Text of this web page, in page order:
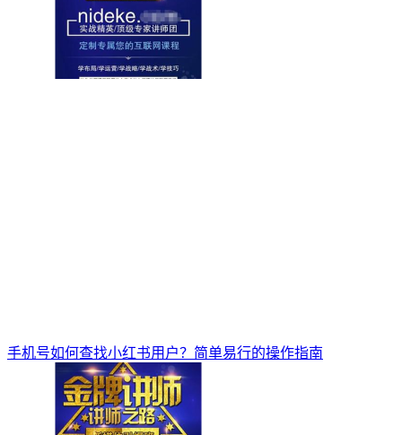
手机号如何查找小红书用户？简单易行的操作指南